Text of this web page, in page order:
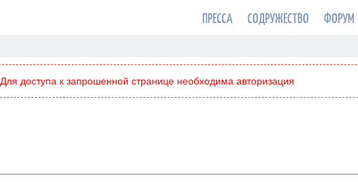
ПРЕССА СОДРУЖЕСТВО ФОРУМ
Для доступа к запрошенной странице необходима авторизация